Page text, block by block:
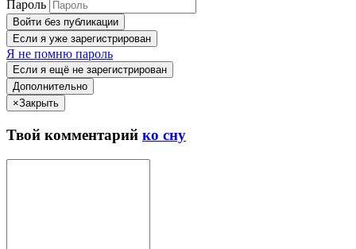
Пароль
Войти без публикации
Если я уже зарегистрирован
Я не помню пароль
Если я ещё не зарегистрирован
Дополнительно
×Закрыть
Твой комментарий ко сну